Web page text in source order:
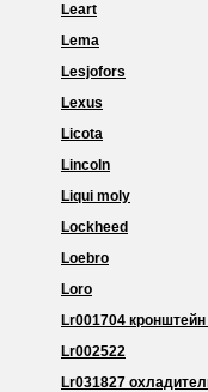
Leart
Lema
Lesjofors
Lexus
Licota
Lincoln
Liqui moly
Lockheed
Loebro
Loro
Lr001704
Lr002522
Lr031827